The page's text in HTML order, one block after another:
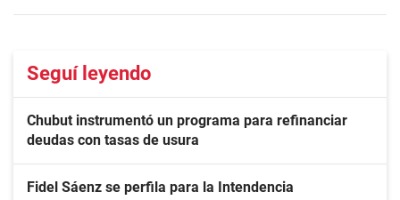
Seguí leyendo
Chubut instrumentó un programa para refinanciar
deudas con tasas de usura
Fidel Sáenz se perfila para la Intendencia